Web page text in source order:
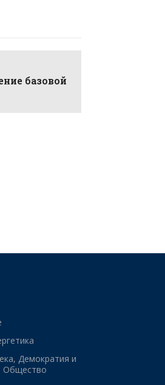
базовой
Демократия и
Общество